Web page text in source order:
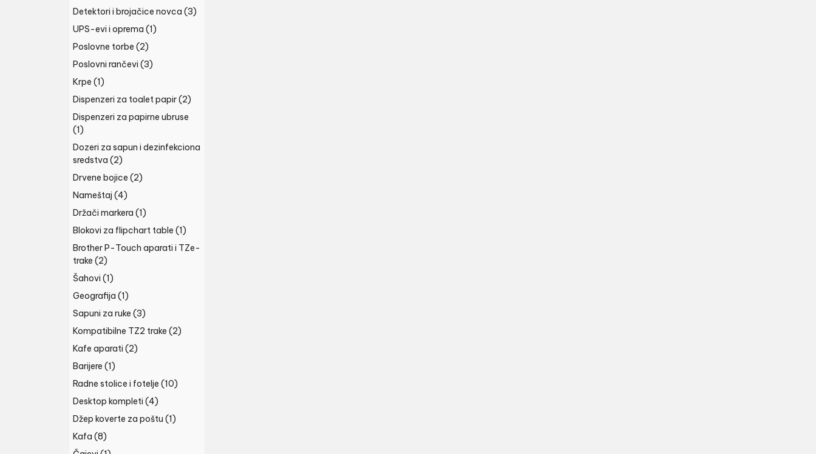
Detektori i brojačice novca (3)
UPS-evi i oprema (1)
Poslovne torbe (2)
Poslovni rančevi (3)
Krpe (1)
Dispenzeri za toalet papir(2)
Dispenzeri za papirne ubruse
(1)
Dozeri za sapun i dezinfekciona
sredstva (2)
Drvene bojice (2)
Nameštaj (4)
Držači markera (1)
Blokovi za flipchart table (1)
Brother P-Touch aparati i TZe-
trake (2)
Šahovi (1)
Geografija (1)
Sapuni za ruke (3)
Kompatibilne TZ2 trake (2)
Kafe aparati (2)
Barijere (1)
Radne stolice i fotelje (10)
Desktop kompleti (4)
Džep koverte za poštu (1)
Kafa (8)